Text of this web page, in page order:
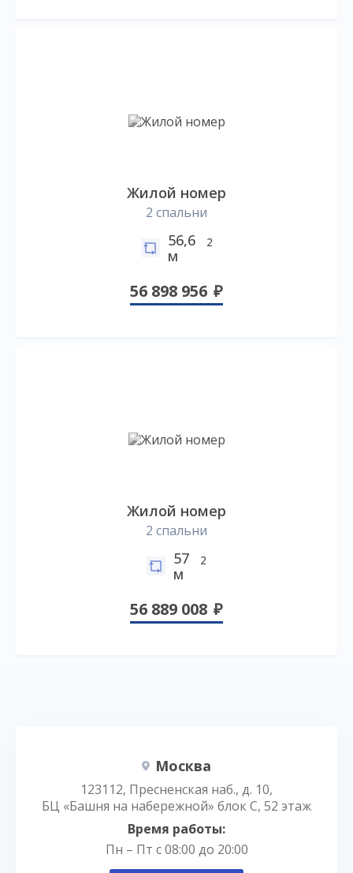
Жилой номер
2 спальни
56,6
м
2
56 898 956
Жилой номер
2 спальни
57
м
2
56 889 008
Москва
123112, Пресненская наб., д. 10,
БЦ «Башня на набережной» блок С, 52 этаж
Время работы:
Пн – Пт с 08:00 до 20:00